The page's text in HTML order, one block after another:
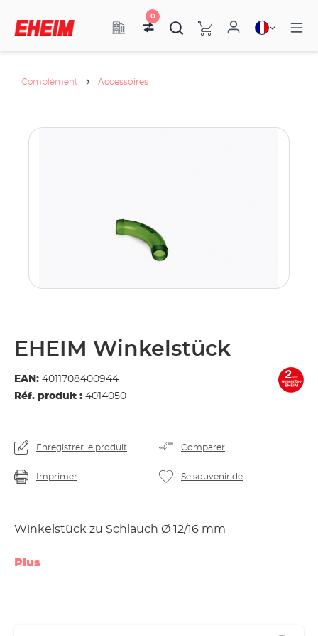
0
Complément Accessoires
EHEIM Winkelstück
EAN: 4011708400944
Réf. produit : 4014050
Enregistrer le produit Comparer
Imprimer Se souvenir de
Winkelstück zu Schlauch Ø 12/16 mm
Plus